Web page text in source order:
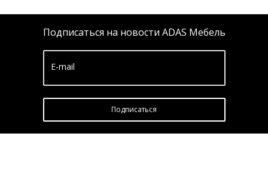
Подписаться на новости ADAS Мебель
E-mail
Подписатьcя